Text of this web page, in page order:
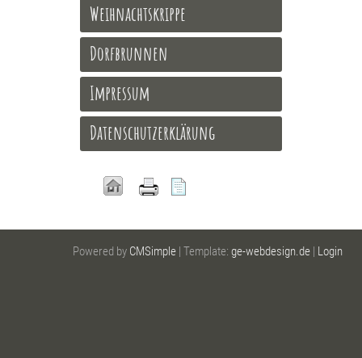
Weihnachtskrippe
Dorfbrunnen
Impressum
Datenschutzerklärung
Powered by CMSimple | Template: ge-webdesign.de | Login